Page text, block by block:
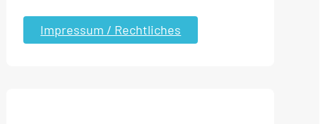
Impressum / Rechtliches